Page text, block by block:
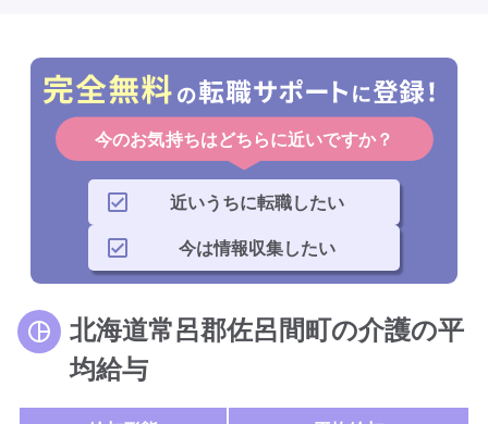
今のお気持ちはどちらに近いですか？
近いうちに転職したい
今は情報収集したい
北海道常呂郡佐呂間町の介護の平
均給与